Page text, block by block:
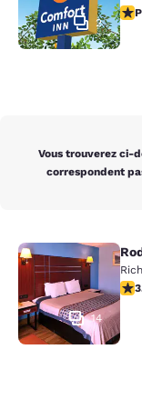
2
Pas
Vous trouverez ci-
correspondent
Rodeway
14